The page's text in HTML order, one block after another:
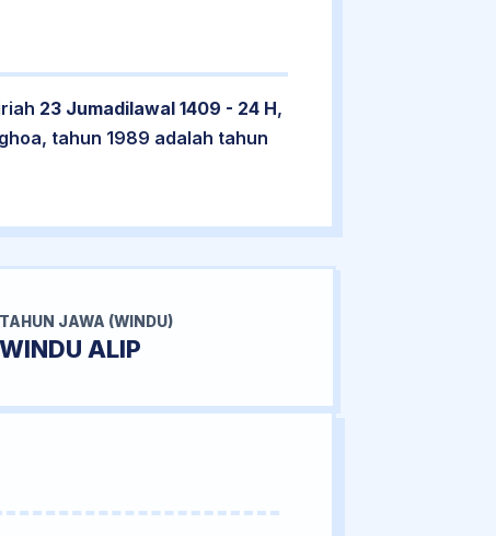
23 Jumadilawal 1409 - 24 H,
tahun 1989 adalah tahun
TAHUN JAWA (WINDU)
WINDU ALIP